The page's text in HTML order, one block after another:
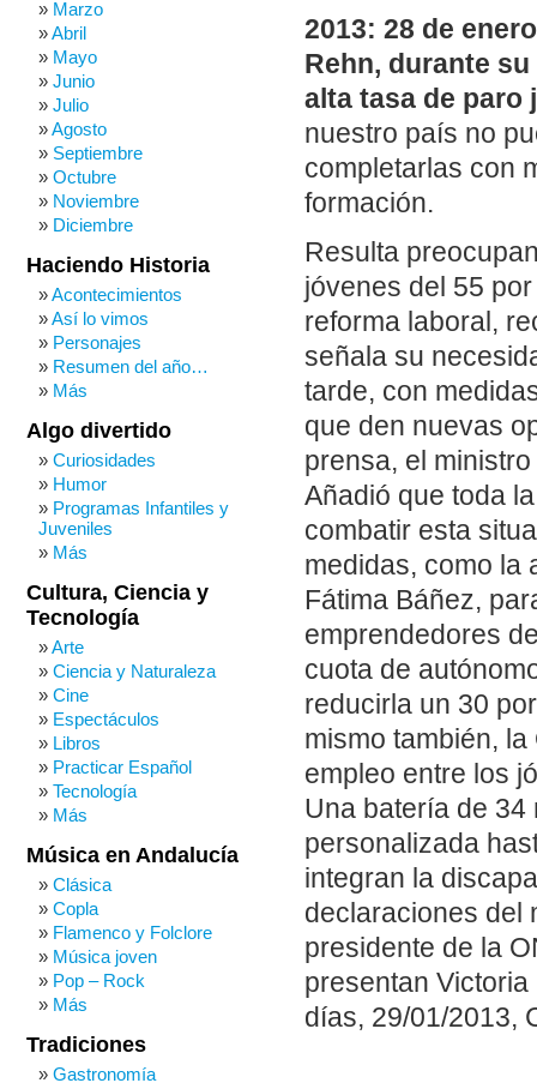
2013: 28 de
Rehn, durante
alta tasa de paro
nuestro país no
completarlas con
formación.
Resulta
jóvenes del 55
reforma laboral,
señala su
tarde, con
que den nuevas
prensa, el
Añadió que toda
combatir esta
medidas, como la
Fátima Báñez,
emprendedores
cuota de
reducirla un 30
mismo también,
empleo entre los
Una batería de 34
personalizada
integran la
declaraciones del
presidente de la
presentan
días, 29/01/2013,
Marzo
Abril
Mayo
Junio
Julio
Agosto
Septiembre
Octubre
Noviembre
Diciembre
Haciendo Historia
Acontecimientos
Así lo vimos
Personajes
Resumen del año…
Más
Algo divertido
Curiosidades
Humor
Programas Infantiles y
Juveniles
Más
Cultura, Ciencia y
Tecnología
Arte
Ciencia y Naturaleza
Cine
Espectáculos
Libros
Practicar Español
Tecnología
Más
Música en Andalucía
Clásica
Copla
Flamenco y Folclore
Música joven
Pop – Rock
Más
Tradiciones
Gastronomía